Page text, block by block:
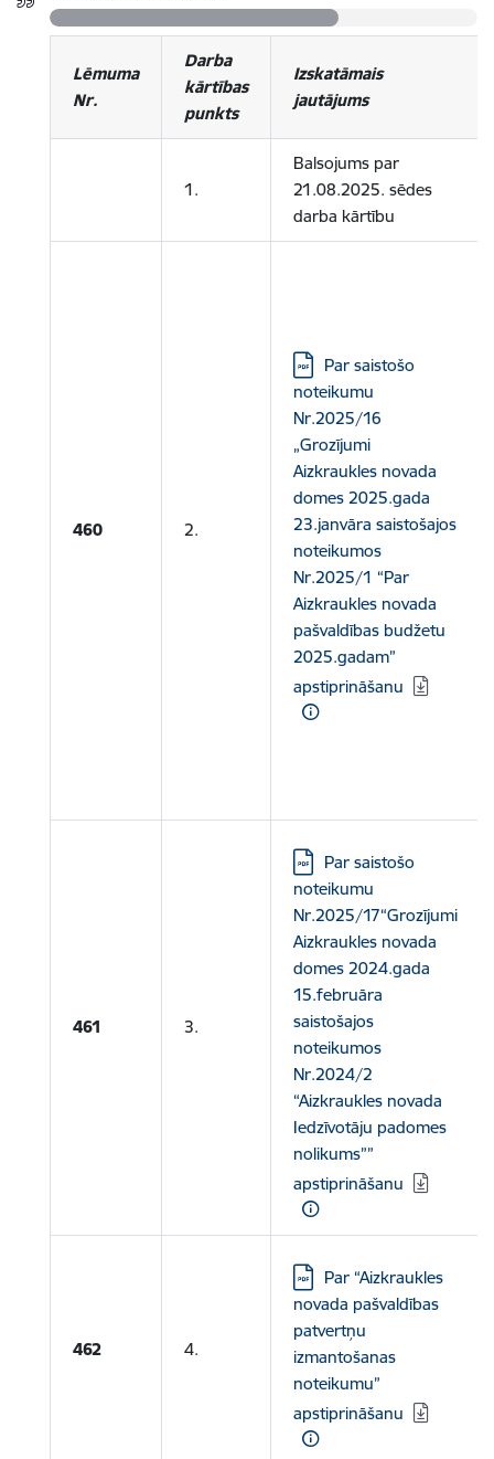
Lēmuma
Nr.
Darba
kārtības
punkts
Izskatāmais
jautājums
1.
Balsojums par
21.08.2025. sēdes
darba kārtību
460 2.
Lejupielādēt:
Par saistošo
noteikumu
Nr.2025/16
„Grozījumi
Aizkraukles novada
domes 2025.gada
23.janvāra saistošajos
noteikumos
Nr.2025/1 “Par
Aizkraukles novada
pašvaldības budžetu
2025.gadam”
apstiprināšanu
461 3.
Lejupielādēt:
Par saistošo
noteikumu
Nr.2025/17“Grozījumi
Aizkraukles novada
domes 2024.gada
15.februāra
saistošajos
noteikumos
Nr.2024/2
“Aizkraukles novada
Iedzīvotāju padomes
nolikums””
apstiprināšanu
462 4.
Lejupielādēt:
Par “Aizkraukles
novada pašvaldības
patvertņu
izmantošanas
noteikumu”
apstiprināšanu